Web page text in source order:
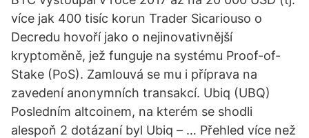
více jak 400 tisíc korun Trader Sicariouso o
Decredu hovoří jako o nejinovativnější
kryptoměně, jež funguje na systému Proof-of-
Stake (PoS). Zamlouvá se mu i příprava na
zavedení anonymních transakcí. Ubiq (UBQ)
Posledním altcoinem, na kterém se shodli
alespoň 2 dotázaní byl Ubiq – … Přehled více než